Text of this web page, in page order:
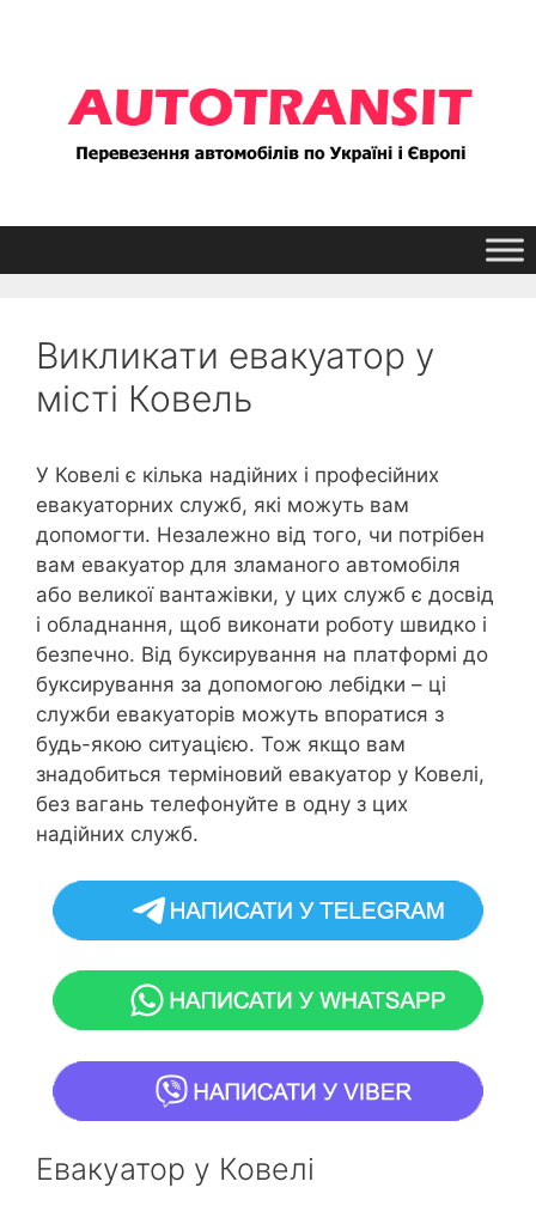
Викликати евакуатор у
місті Ковель
У Ковелі є кілька надійних і професійних
евакуаторних служб, які можуть вам
допомогти. Незалежно від того, чи потрібен
вам евакуатор для зламаного автомобіля
або великої вантажівки, у цих служб є досвід
і обладнання, щоб виконати роботу швидко і
безпечно. Від буксирування на платформі до
буксирування за допомогою лебідки – ці
служби евакуаторів можуть впоратися з
будь-якою ситуацією. Тож якщо вам
знадобиться терміновий евакуатор у Ковелі,
без вагань телефонуйте в одну з цих
надійних служб.
Евакуатор у Ковелі